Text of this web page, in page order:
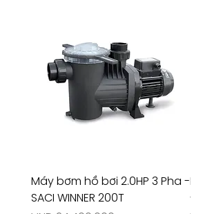
Máy bơm hồ bơi 2.0HP 3 Pha -
SACI WINNER 200T
Máy
-